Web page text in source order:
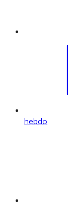
hebdo